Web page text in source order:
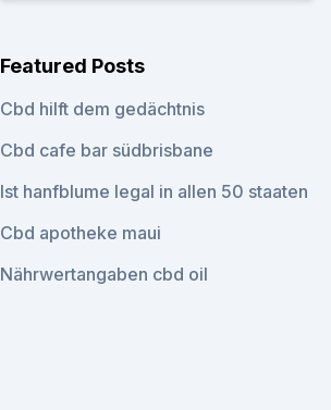
Featured Posts
Cbd hilft dem gedächtnis
Cbd cafe bar südbrisbane
Ist hanfblume legal in allen 50 staaten
Cbd apotheke maui
Nährwertangaben cbd oil